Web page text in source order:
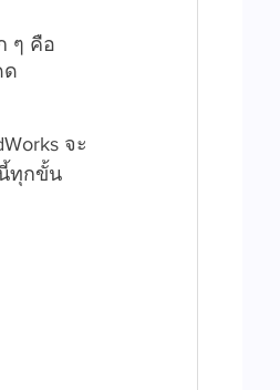
ๆ คือ
ด
จะ
ทุกขั้น